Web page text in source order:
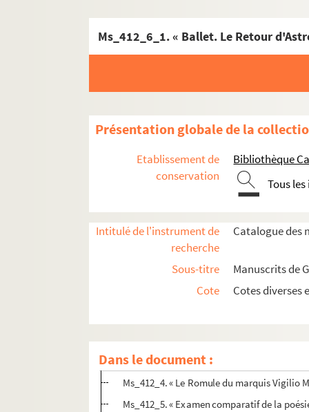
Présentation globale de la
Etablissement de
conservation
Bibliothèque
Tous
Intitulé de l'instrument de
recherche
Catalogue des
Sous-titre
Manuscrits de
Cote
Cotes diverses
Dans le document :
Ms_405. Copies et documents d'époques
Ms_406. Documents et copie de documents
Ms_407. Notes et Copies de chartes de
Ms_412. Documents divers et copie de
Ms_412_2. Lettres d'Anthyme-Denis Cohon,
Ms_412_3. « Recueils sur l'histoire du
Ms_412_4. « Le Romule du marquis Vigilio
Ms_412_5. « Examen comparatif de la